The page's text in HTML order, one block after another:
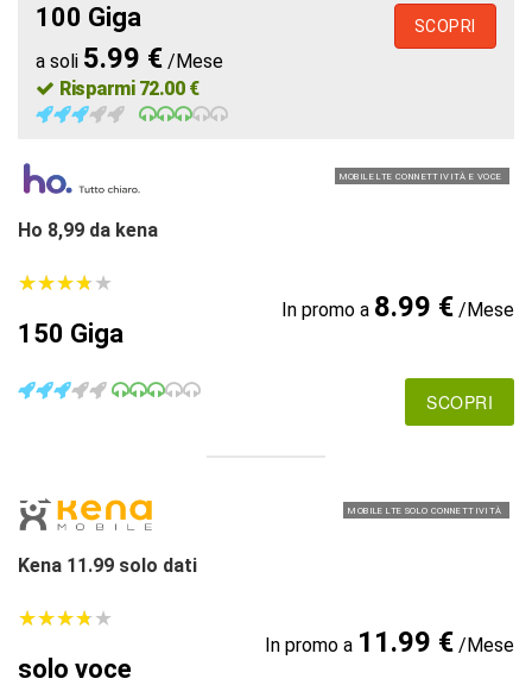
100 Giga
a soli 5.99 € /Mese
Risparmi 72.00 €
SCOPRI
MOBILE LTE CONNETTIVITÀ E VOCE
Ho 8,99 da kena
★★★★★
★★★★★
150 Giga
In promo a 8.99 €/Mese
SCOPRI
MOBILE LTE SOLO CONNETTIVITÀ
Kena 11.99 solo dati
★★★★★
★★★★★
solo voce
In promo a 11.99 €/Mese